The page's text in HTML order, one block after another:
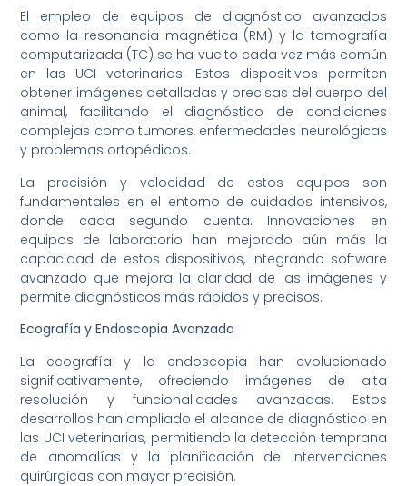
El empleo de equipos de diagnóstico avanzados
como la resonancia magnética (RM) y la tomografía
computarizada (TC) se ha vuelto cada vez más común
en las UCI veterinarias. Estos dispositivos permiten
obtener imágenes detalladas y precisas del cuerpo del
animal, facilitando el diagnóstico de condiciones
complejas como tumores, enfermedades neurológicas
y problemas ortopédicos.
La precisión y velocidad de estos equipos son
fundamentales en el entorno de cuidados intensivos,
donde cada segundo cuenta. Innovaciones en
equipos de laboratorio han mejorado aún más la
capacidad de estos dispositivos, integrando software
avanzado que mejora la claridad de las imágenes y
permite diagnósticos más rápidos y precisos.
Ecografía y Endoscopia Avanzada
La ecografía y la endoscopia han evolucionado
significativamente, ofreciendo imágenes de alta
resolución y funcionalidades avanzadas. Estos
desarrollos han ampliado el alcance de diagnóstico en
las UCI veterinarias, permitiendo la detección temprana
de anomalías y la planificación de intervenciones
quirúrgicas con mayor precisión.